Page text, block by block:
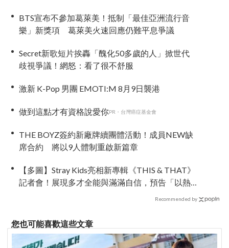
BTS宣布不參加葛萊美！抵制「最佳亞洲流行音
樂」新獎項 葛萊美火速回應仍難平息爭議
Secret新歌短片挨轟「醜化50多歲的人」掀世代
歧視爭議！網怒：看了很不舒服
激新 K-Pop 男團 EMOTI:M 8月9日襲港
做到這點才有資格說愛你PR・台灣癌症基金會
THE BOYZ簽約新廠牌續團體活動！成員NEW缺
席合約 將以9人體制重啟新篇章
【多圖】Stray Kids亮相新專輯《THIS & THAT》
記者會！展現多才全能與滿滿自信，預告「以熱
Recommended by
您也可能喜歡這些文章